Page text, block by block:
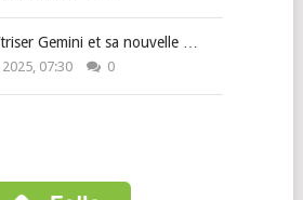
Gemini et sa nouvelle …
07:30 0